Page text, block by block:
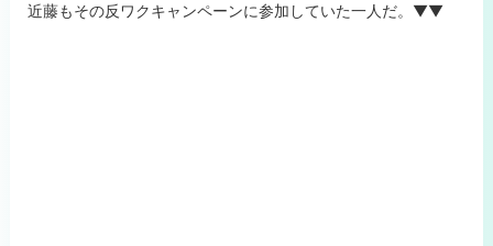
近藤もその反ワクキャンペーンに参加していた一人だ。▼▼